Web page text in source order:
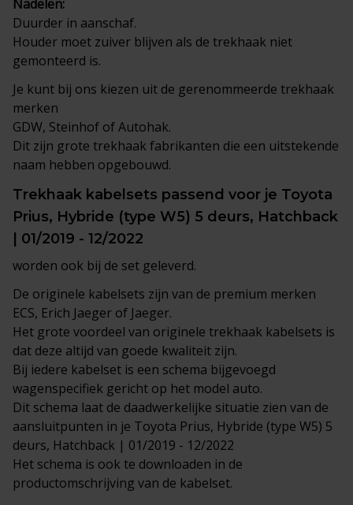
Nadelen:
Duurder in aanschaf.
Houder moet zuiver blijven als de trekhaak niet
gemonteerd is.
Je kunt bij ons kiezen uit de gerenommeerde trekhaak
merken
GDW, Steinhof of Autohak.
Dit zijn grote trekhaak fabrikanten die een uitstekende
naam hebben opgebouwd.
Trekhaak kabelsets passend voor je Toyota
Prius, Hybride (type W5) 5 deurs, Hatchback
| 01/2019 - 12/2022
worden ook bij de set geleverd.
De originele kabelsets zijn van de premium merken
ECS, Erich Jaeger of Jaeger.
Het grote voordeel van originele trekhaak kabelsets is
dat deze altijd van goede kwaliteit zijn.
Bij iedere kabelset is een schema bijgevoegd
wagenspecifiek gericht op het model auto.
Dit schema laat de daadwerkelijke situatie zien van de
aansluitpunten in je Toyota Prius, Hybride (type W5) 5
deurs, Hatchback | 01/2019 - 12/2022
Het schema is ook te downloaden in de
productomschrijving van de kabelset.